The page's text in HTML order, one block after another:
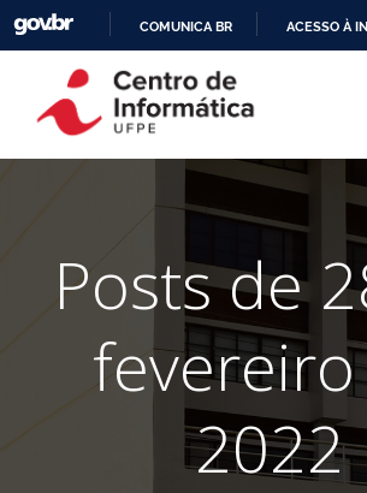
CONTEÚDO
COMUNICA BR ACESSO À
Posts de
2022